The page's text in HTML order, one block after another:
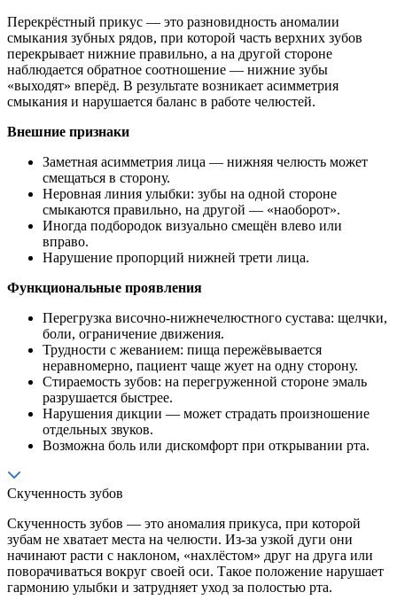
Перекрёстный прикус — это разновидность аномалии
смыкания зубных рядов, при которой часть верхних зубов
перекрывает нижние правильно, а на другой стороне
наблюдается обратное соотношение — нижние зубы
«выходят» вперёд. В результате возникает асимметрия
смыкания и нарушается баланс в работе челюстей.
Внешние признаки
Заметная асимметрия лица — нижняя челюсть может
смещаться в сторону.
Неровная линия улыбки: зубы на одной стороне
смыкаются правильно, на другой — «наоборот».
Иногда подбородок визуально смещён влево или
вправо.
Нарушение пропорций нижней трети лица.
Функциональные проявления
Перегрузка височно-нижнечелюстного сустава: щелчки,
боли, ограничение движения.
Трудности с жеванием: пища пережёвывается
неравномерно, пациент чаще жует на одну сторону.
Стираемость зубов: на перегруженной стороне эмаль
разрушается быстрее.
Нарушения дикции — может страдать произношение
отдельных звуков.
Возможна боль или дискомфорт при открывании рта.
Скученность зубов
Скученность зубов — это аномалия прикуса, при которой
зубам не хватает места на челюсти. Из-за узкой дуги они
начинают расти с наклоном, «нахлёстом» друг на друга или
поворачиваться вокруг своей оси. Такое положение нарушает
гармонию улыбки и затрудняет уход за полостью рта.